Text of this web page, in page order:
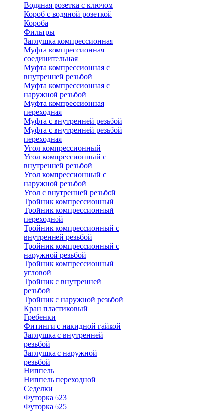
Водяная розетка с ключом
Короб с водяной розеткой
Короба
Фильтры
Заглушка компрессионная
Муфта компрессионная
соединительная
Муфта компрессионная с
внутренней резьбой
Муфта компрессионная с
наружной резьбой
Муфта компрессионная
переходная
Муфта с внутренней резьбой
Муфта с внутренней резьбой
переходная
Угол компрессионный
Угол компрессионный с
внутренней резьбой
Угол компрессионный с
наружной резьбой
Угол с внутренней резьбой
Тройник компрессионный
Тройник компрессионный
переходной
Тройник компрессионный с
внутренней резьбой
Тройник компрессионный с
наружной резьбой
Тройник компрессионный
угловой
Тройник с внутренней
резьбой
Тройник с наружной резьбой
Кран пластиковый
Гребенки
Фитинги с накидной гайкой
Заглушка с внутренней
резьбой
Заглушка с наружной
резьбой
Ниппель
Ниппель переходной
Седелки
Футорка 623
Футорка 625